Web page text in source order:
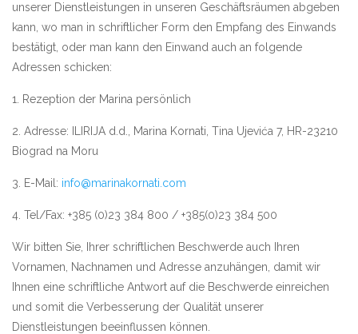
unserer Dienstleistungen in unseren Geschäftsräumen abgeben
kann, wo man in schriftlicher Form den Empfang des Einwands
bestätigt, oder man kann den Einwand auch an folgende
Adressen schicken:
1. Rezeption der Marina persönlich
2. Adresse: ILIRIJA d.d., Marina Kornati, Tina Ujevića 7, HR-23210
Biograd na Moru
3. E-Mail: info@marinakornati.com
4. Tel/Fax: +385 (0)23 384 800 / +385(0)23 384 500
Wir bitten Sie, Ihrer schriftlichen Beschwerde auch Ihren
Vornamen, Nachnamen und Adresse anzuhängen, damit wir
Ihnen eine schriftliche Antwort auf die Beschwerde einreichen
und somit die Verbesserung der Qualität unserer
Dienstleistungen beeinflussen können.